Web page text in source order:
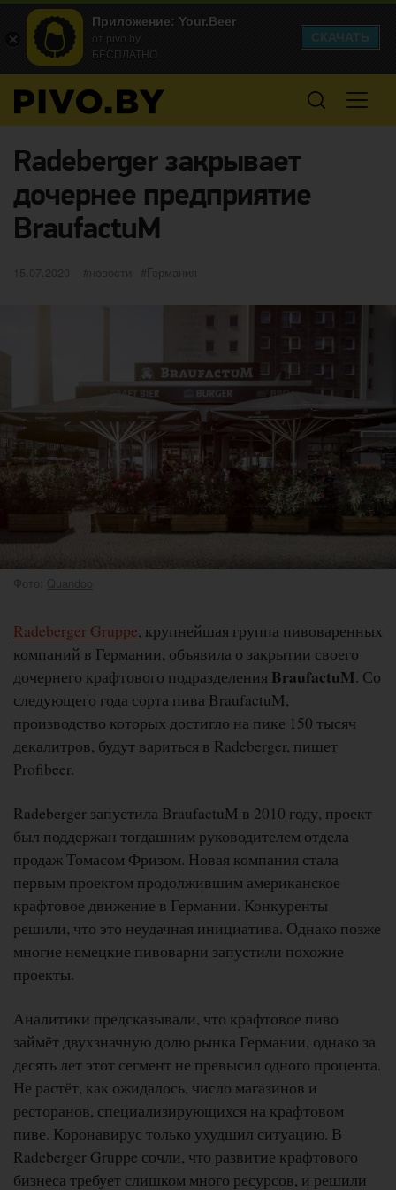
Radeberger закрывает
дочернее предприятие
BraufactuM
Опубликовано
15.07.2020 категории
новости Метки
Германия
Фото: Quandoo
Radeberger Gruppe, крупнейшая группа пивоваренных
компаний в Германии, объявила о закрытии своего
дочернего крафтового подразделения BraufactuM. Со
следующего года сорта пива BraufactuM,
производство которых достигло на пике 150 тысяч
декалитров, будут вариться в Radeberger, пишет
Profibeer.
Radeberger запустила BraufactuM в 2010 году, проект
был поддержан тогдашним руководителем отдела
продаж Томасом Фризом. Новая компания стала
первым проектом продолжившим американское
крафтовое движение в Германии. Конкуренты
решили, что это неудачная инициатива. Однако позже
многие немецкие пивоварни запустили похожие
проекты.
Аналитики предсказывали, что крафтовое пиво
займёт двухзначную долю рынка Германии, однако за
десять лет этот сегмент не превысил одного процента.
Не растёт, как ожидалось, число магазинов и
ресторанов, специализирующихся на крафтовом
пиве. Коронавирус только ухудшил ситуацию. В
Radeberger Gruppe сочли, что развитие крафтового
бизнеса требует слишком много ресурсов, и решили
Приложение: Your.Beer
от pivo.by
БЕСПЛАТНО
СКАЧАТЬ